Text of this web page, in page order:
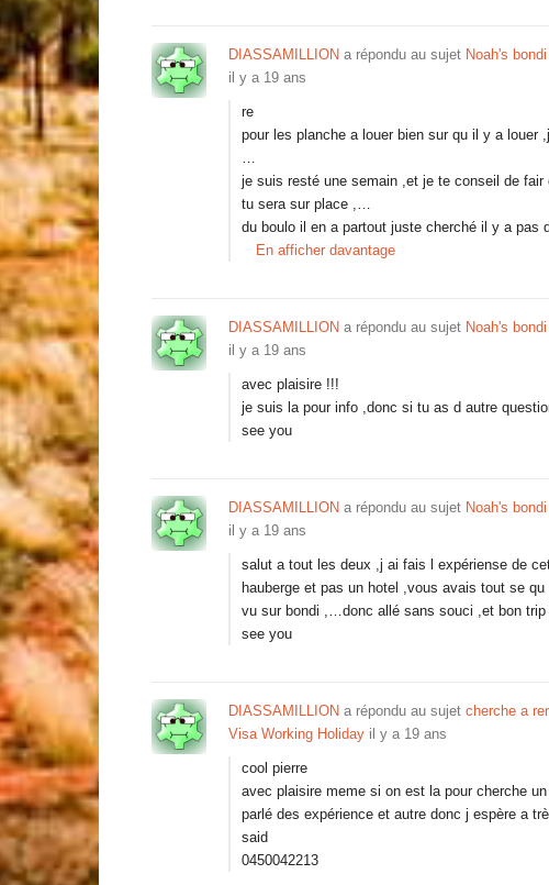
DIASSAMILLION a répondu au sujet Noah's
il y a 19 ans
re
pour les planche a louer bien sur qu il y a louer
…
je suis resté une semain ,et je te conseil de
tu sera sur place ,…
du boulo il en a partout juste cherché il y a
En afficher davantage
DIASSAMILLION a répondu au sujet Noah's
il y a 19 ans
avec plaisire !!!
je suis la pour info ,donc si tu as d autre
see you
DIASSAMILLION a répondu au sujet Noah's
il y a 19 ans
salut a tout les deux ,j ai fais l expériense de
hauberge et pas un hotel ,vous avais tout se
vu sur bondi ,…donc allé sans souci ,et bon
see you
DIASSAMILLION a répondu au sujet cherche a
Visa Working Holiday il y a 19 ans
cool pierre
avec plaisire meme si on est la pour cherche
parlé des expérience et autre donc j espère a
said
0450042213